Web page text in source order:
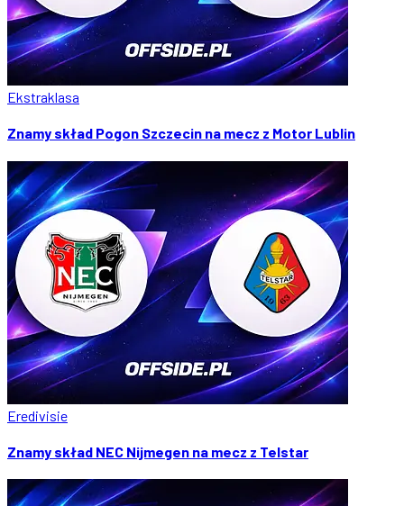
Ekstraklasa
Znamy skład Pogon Szczecin na mecz z Motor Lublin
Eredivisie
Znamy skład NEC Nijmegen na mecz z Telstar